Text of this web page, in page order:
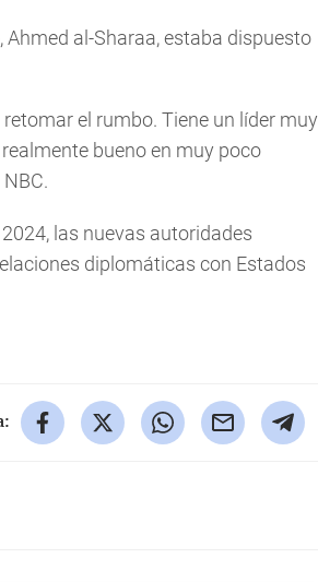
al-Sharaa, estaba dispuesto
el rumbo. Tiene un líder muy
bueno en muy poco
las nuevas autoridades
diplomáticas con Estados